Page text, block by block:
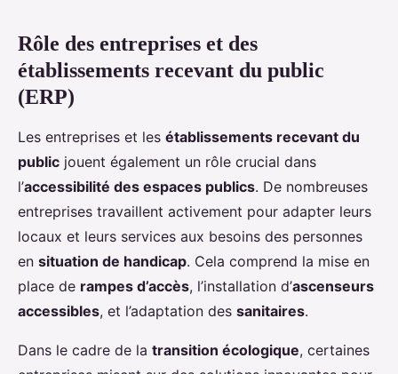
Rôle des entreprises et des
établissements recevant du public
(ERP)
Les entreprises et les établissements recevant du
public jouent également un rôle crucial dans
l’accessibilité des espaces publics. De nombreuses
entreprises travaillent activement pour adapter leurs
locaux et leurs services aux besoins des personnes
en situation de handicap. Cela comprend la mise en
place de rampes d’accès, l’installation d’ascenseurs
accessibles, et l’adaptation des sanitaires.
Dans le cadre de la transition écologique, certaines